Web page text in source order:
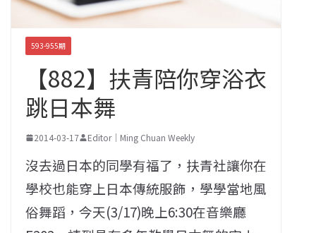
593-955期
【882】扶青陪你穿浴衣
跳日本舞
2014-03-17 Editor｜Ming Chuan Weekly
沒去過日本的同學有福了，扶青社讓你在
學校也能穿上日本傳統服飾，學學當地風
俗舞蹈，今天(3/17)晚上6:30在音樂廳